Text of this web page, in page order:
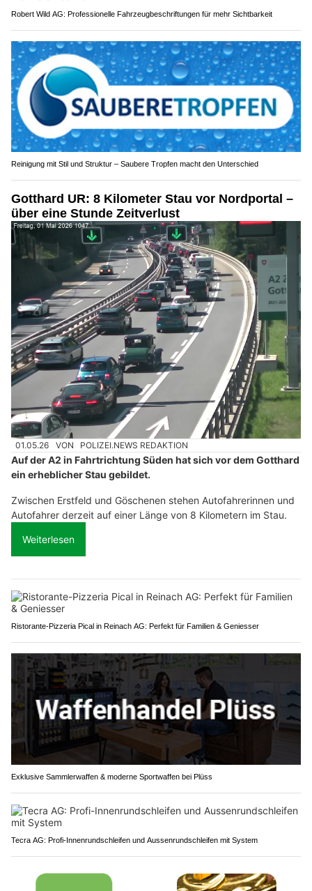
Robert Wild AG: Professionelle Fahrzeugbeschriftungen für mehr Sichtbarkeit
Reinigung mit Stil und Struktur – Saubere Tropfen macht den Unterschied
Gotthard UR: 8 Kilometer Stau vor Nordportal –
über eine Stunde Zeitverlust
01.05.26 VON POLIZEI.NEWS REDAKTION
Auf der A2 in Fahrtrichtung Süden hat sich vor dem Gotthard
ein erheblicher Stau gebildet.
Zwischen Erstfeld und Göschenen stehen Autofahrerinnen und
Autofahrer derzeit auf einer Länge von 8 Kilometern im Stau.
Weiterlesen
Ristorante-Pizzeria Pical in Reinach AG: Perfekt für Familien & Geniesser
Exklusive Sammlerwaffen & moderne Sportwaffen bei Plüss
Tecra AG: Profi-Innenrundschleifen und Aussenrundschleifen mit System